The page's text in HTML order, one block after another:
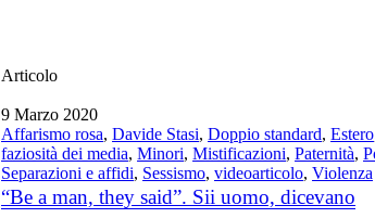
Articolo
9 Marzo 2020
Affarismo rosa,Davide Stasi,Doppio standard,Estero
faziosità dei media,Minori,Mistificazioni,Paternità,
Separazioni e affidi, Sessismo,videoarticolo,Violenza
“Be a man, they said”. Sii uomo, dicevano